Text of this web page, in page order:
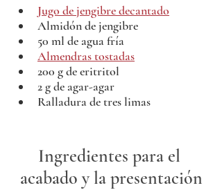
Jugo de jengibre decantado
Almidón de jengibre
50 ml de agua fría
Almendras tostadas
200 g de eritritol
2 g de agar-agar
Ralladura de tres limas
Ingredientes para el
acabado y la presentación